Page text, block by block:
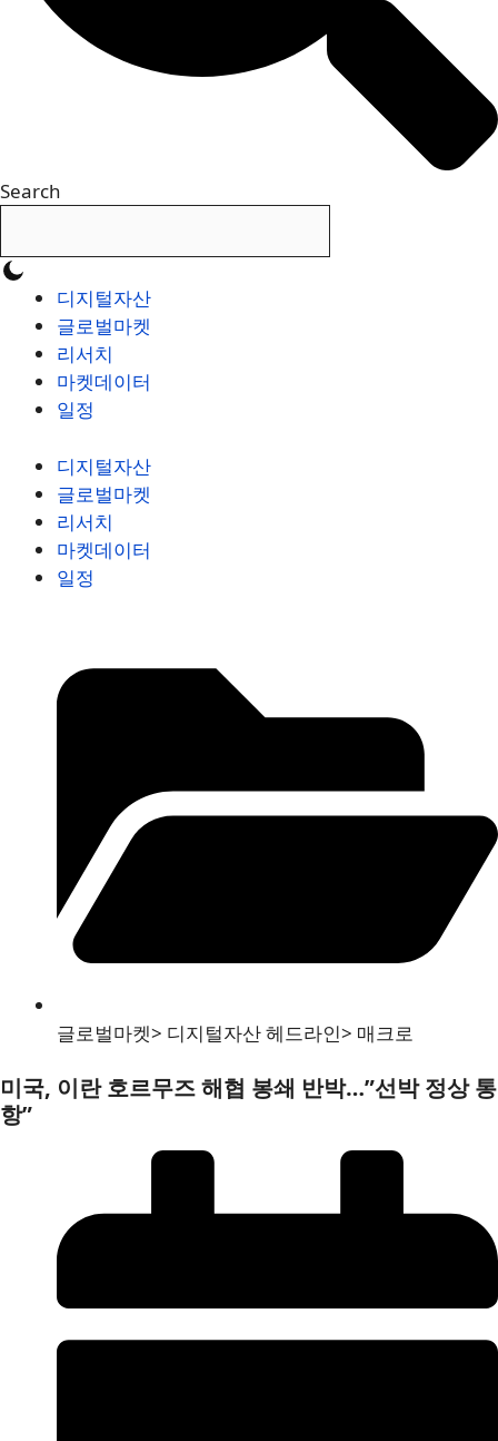
Search
디지털자산
글로벌마켓
리서치
마켓데이터
일정
디지털자산
글로벌마켓
리서치
마켓데이터
일정
글로벌마켓> 디지털자산 헤드라인> 매크로
미국, 이란 호르무즈 해협 봉쇄 반박…”선박 정상 통
항”